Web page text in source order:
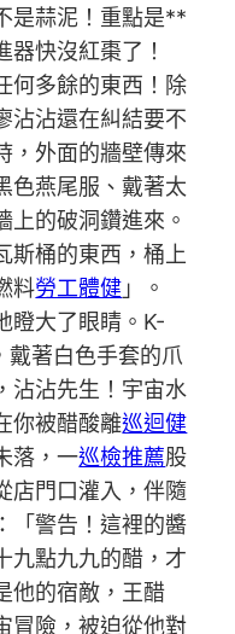
是蒜泥！重點是**
快沒紅棗了！
何多餘的東西！除
沾還在糾結要不
，外面的牆壁傳來
色燕尾服、戴著太
上的破洞鑽進來。
斯桶的東西，桶上
料勞工體健 」。
瞪大了眼睛。K-
著白色手套的爪
沾沾先生！宇宙水
你被醋酸離巡迴健
落，一巡檢推薦股
店門口灌入，伴隨
「警告！這裡的醬
九點九九的醋，才
他的宿敵，王醋
冒險，被迫從他對